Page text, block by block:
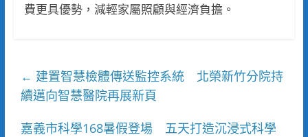
費更具優勢，減輕家屬照顧與經濟負擔。
← 建置智慧檢體傳送監控系統 北榮新竹分院持
續邁向智慧醫院再展新頁
嘉義市科學168暑假登場 五天打造沉浸式科學